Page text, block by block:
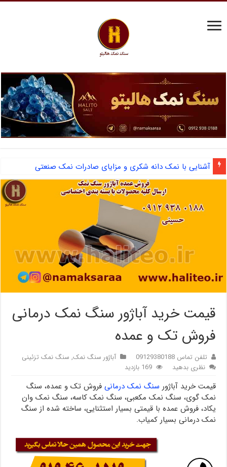
مرکز فروش نمک سختی گیر دیگ بخار و احیای رزین
قیمت خرید آباژور سنگ نمک درمانی
فروش تک و عمده
تلفن تماس 09129380188 آباژور سنگ نمک, سنگ نمک تزئینی
نظری بدهید
169 بازدید
قیمت خرید آباژور سنگ نمک درمانی فروش تک و عمده، سنگ
نمک گوی، سنگ نمک مکعبی، سنگ نمک کاسه، سنگ نمک وان
یکاد، فروش عمده با قیمتی بسیار استثنایی، ساخته شده از سنگ
نمک درمانی بسیار کمیاب.